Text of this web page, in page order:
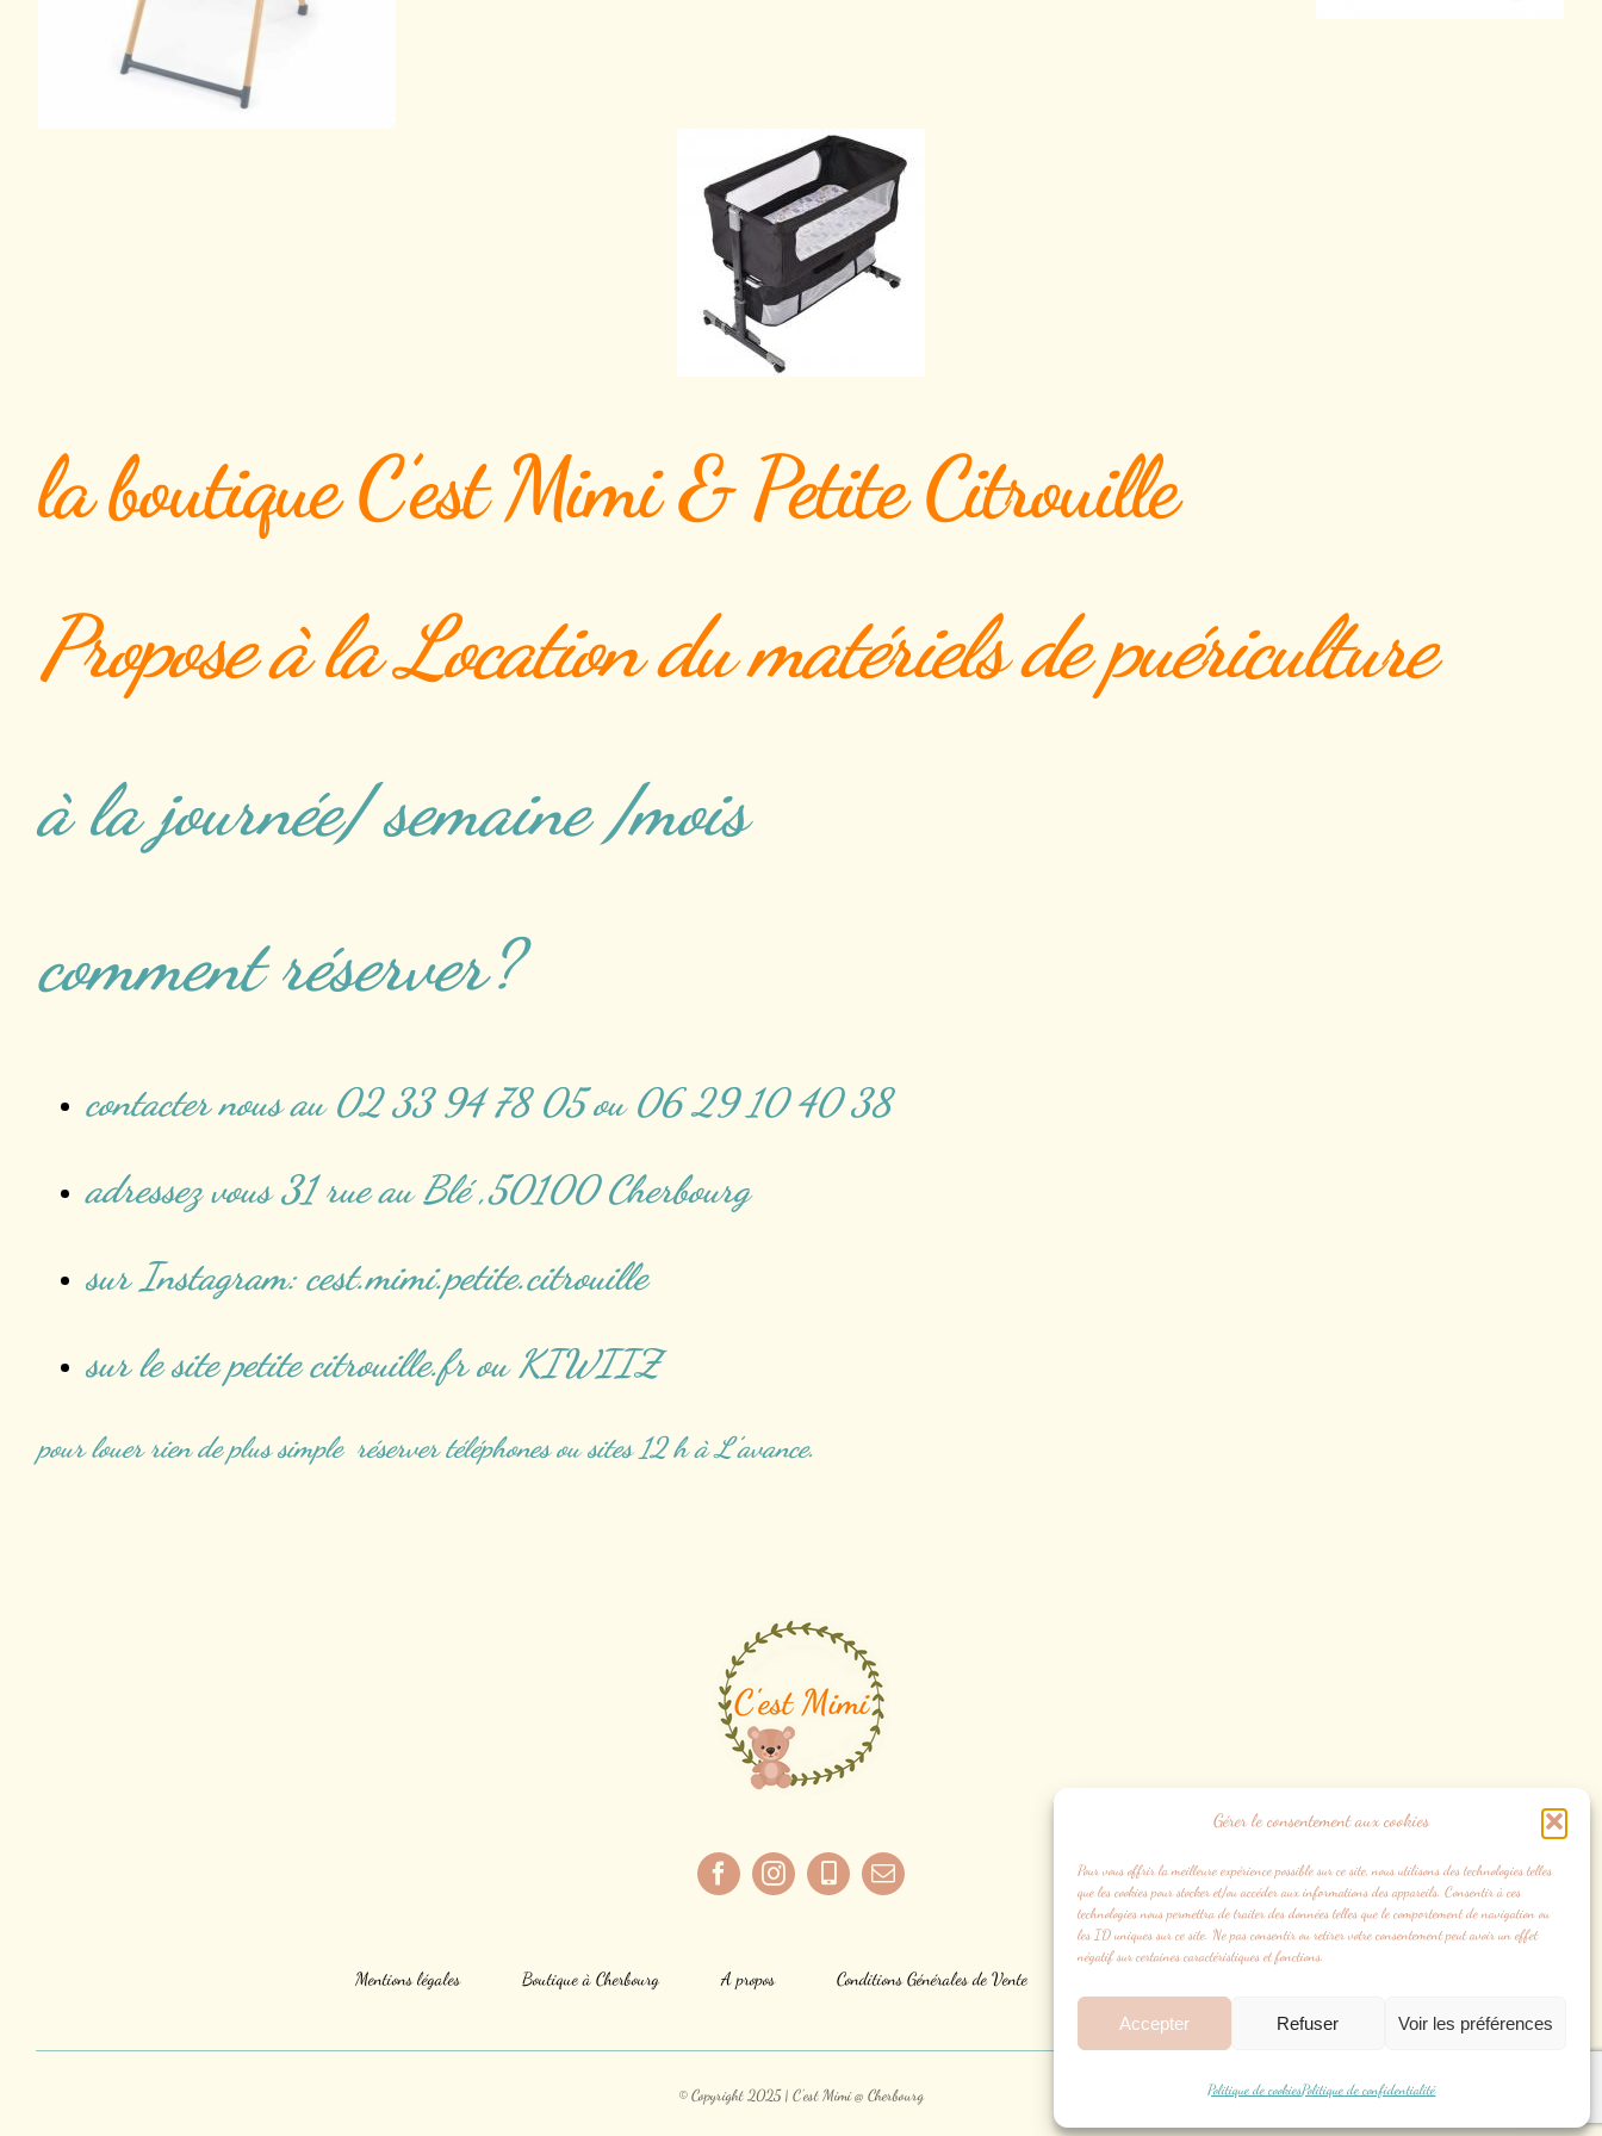
Gérer le consentement aux cookies
Pour vous offrir la meilleure expérience possible sur ce site, nous utilisons des technologies telles
que les cookies pour stocker et/ou accéder aux informations des appareils. Consentir à ces
technologies nous permettra de traiter des données telles que le comportement de navigation ou
les ID uniques sur ce site. Ne pas consentir ou retirer votre consentement peut avoir un effet
négatif sur certaines caractéristiques et fonctions.
Accepter Refuser Voir les préférences
Politique de cookiesPolitique de confidentialité
la boutique C’est Mimi & Petite Citrouille
Propose à la Location du matériels de puériculture
à la journée/ semaine /mois
comment réserver?
contacter nous au 02 33 94 78 05 ou 06 29 10 40 38
adressez vous 31 rue au Blé ,50100 Cherbourg
sur Instagram: cest.mimi.petite.citrouille
sur le site petite citrouille.fr ou KIWIIZ
pour louer rien de plus simple réserver téléphones ou sites 12 h à L’avance.
Mentions légales Boutique à Cherbourg A propos Conditions Générales de Vente
© Copyright 2025 | C'est Mimi @ Cherbourg